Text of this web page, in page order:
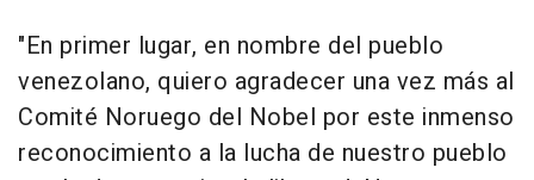
"En primer lugar, en nombre del pueblo
venezolano, quiero agradecer una vez más al
Comité Noruego del Nobel por este inmenso
reconocimiento a la lucha de nuestro pueblo